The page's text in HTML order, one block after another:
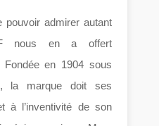
pouvoir admirer autant
nous en a offert
Fondée en 1904 sous
la marque doit ses
à l’inventivité de son